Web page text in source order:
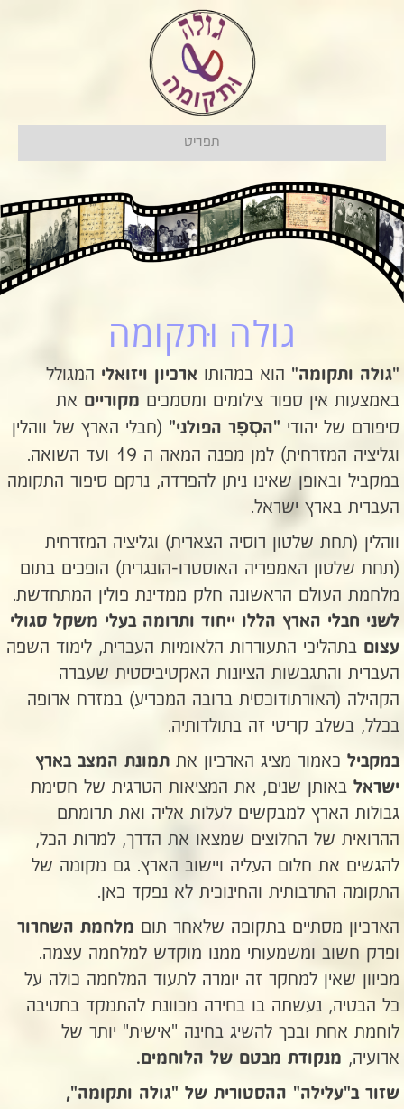
תפריט
גולה וּתקומה
"גולה ותקומה" הוא במהותו ארכיון ויזואלי המגולל
באמצעות אין ספור צילומים ומסמכים מקוריים את
סיפורם של יהודי "הסְפָר הפולני" (חבלי הארץ של ווהלין
וגליציה המזרחית) למן מפנה המאה ה 19 ועד השואה.
במקביל ובאופן שאינו ניתן להפרדה, נרקם סיפור התקומה
העברית בארץ ישראל.
ווהלין (תחת שלטון רוסיה הצארית) וגליציה המזרחית
(תחת שלטון האמפריה האוסטרו-הונגרית) הופכים בתום
מלחמת העולם הראשונה חלק ממדינת פולין המתחדשת.
לשני חבלי הארץ הללו ייחוד ותרומה בעלי משקל סגולי
עצום בתהליכי התעוררות הלאומיות העברית, לימוד השפה
העברית והתגבשות הציונות האקטיביסטית שעברה
הקהילה (האורתודוכסית ברובה המכריע) במזרח ארופה
בכלל, בשלב קריטי זה בתולדותיה.
במקביל כאמור מציג הארכיון את תמונת המצב בארץ
ישראל באותן שנים, את המציאות הטרגית של חסימת
גבולות הארץ למבקשים לעלות אליה ואת תרומתם
ההרואית של החלוצים שמצאו את הדרך, למרות הכל,
להגשים את חלום העליה ויישוב הארץ. גם מקומה של
התקומה התרבותית והחינוכית לא נפקד כאן.
הארכיון מסתיים בתקופה שלאחר תום מלחמת השחרור
ופרק חשוב ומשמעותי ממנו מוקדש למלחמה עצמה.
מכיוון שאין למחקר זה יומרה לתעוד המלחמה כולה על
כל הבטיה, נעשתה בו בחירה מכוונת להתמקד בחטיבה
לוחמת אחת ובכך להשיג בחינה "אישית" יותר של
ארועיה, מנקודת מבטם של הלוחמים.
שזור ב"עלילה" ההסטורית של "גולה ותקומה",